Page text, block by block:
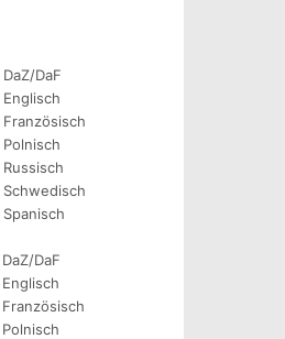
DaF
DaF